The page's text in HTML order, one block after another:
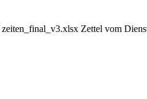
zeiten_final_v3.xlsx Zettel vom